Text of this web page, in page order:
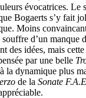
évocatrices. Le
Bogaerts s’y fait
Moins
souffre d’un manque
des idées, mais
par une belle
la dynamique plus
de la Sonate